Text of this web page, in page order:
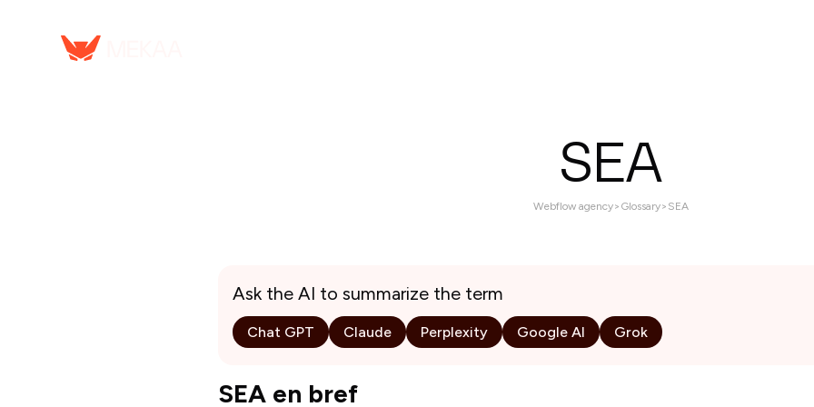
SEA
Webflow agency> Glossary> SEA
Ask the AI to summarize the term
Chat GPT Claude Perplexity Google AI Grok
SEA en bref